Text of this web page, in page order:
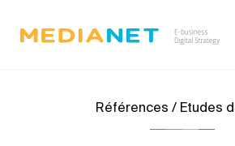
Références / Etudes